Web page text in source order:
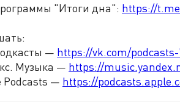
"Итоги дна": https://
— https://vk.com/podcasts-
Музыка — https://
Podcasts — https://